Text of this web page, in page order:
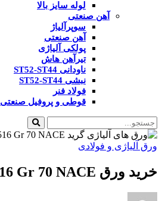
لوله سایز بالا
آهن صنعتی
سوپرآلیاژ
آهن صنعتی
پولکی آلیاژی
تیرآهن هاش
ناودانی ST52-ST44
نبشی ST52-ST44
فولاد فنر
قوطی و پروفیل صنعتی
ورق آلیاژی و فولادی
خرید ورق A516 Gr 70 NACE